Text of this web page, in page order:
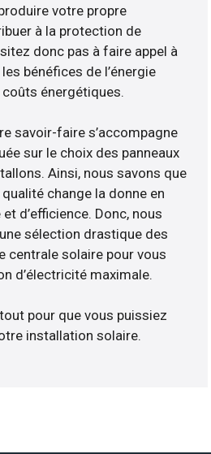
votre propre
à la protection de
donc pas à faire appel à
bénéfices de l’énergie
énergétiques.
savoir-faire s’accompagne
sur le choix des panneaux
Ainsi, nous savons que
change la donne en
d’efficience. Donc, nous
sélection drastique des
centrale solaire pour vous
d’électricité maximale.
pour que vous puissiez
installation solaire.